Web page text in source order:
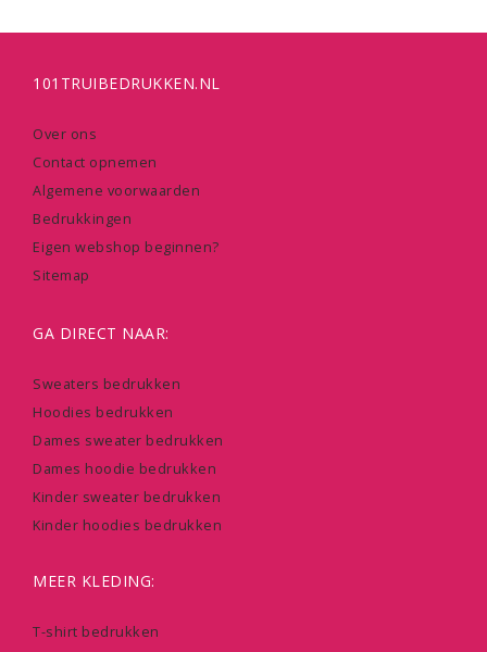
101TRUIBEDRUKKEN.NL
Over ons
Contact opnemen
Algemene voorwaarden
Bedrukkingen
Eigen webshop beginnen?
Sitemap
GA DIRECT NAAR:
Sweaters bedrukken
Hoodies bedrukken
Dames sweater bedrukken
Dames hoodie bedrukken
Kinder sweater bedrukken
Kinder hoodies bedrukken
MEER KLEDING:
T-shirt bedrukken